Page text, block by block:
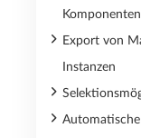
Komponenten
Export von
Instanzen